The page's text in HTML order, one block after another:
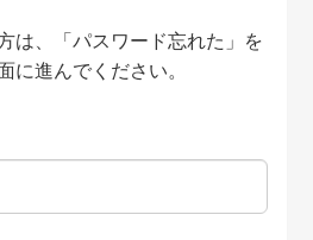
は、「パスワード忘れた」を
に進んでください。